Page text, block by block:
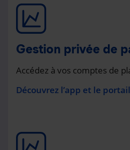
Gestion privée de
Accédez à vos comptes de
Découvrez l’app et le